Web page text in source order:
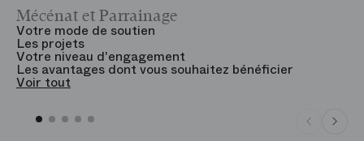
Mécénat et Parrainage
Votre mode de soutien
Les projets
Votre niveau d'engagement
Les avantages dont vous souhaitez bénéficier
Voir tout